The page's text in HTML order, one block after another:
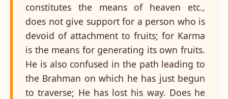
constitutes the means of heaven etc.,
does not give support for a person who is
devoid of attachment to fruits; for Karma
is the means for generating its own fruits.
He is also confused in the path leading to
the Brahman on which he has just begun
to traverse; He has lost his way. Does he